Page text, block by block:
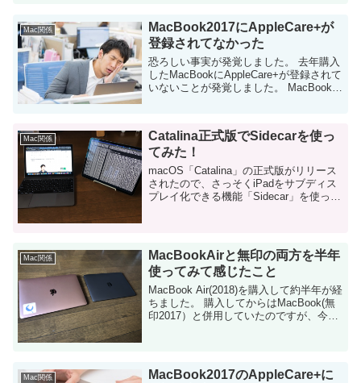
Mac関係
MacBook2017にAppleCare+が
登録されてなかった
恐ろしい事実が発覚しました。 去年購入
したMacBookにAppleCare+が登録されて
いないことが発覚しました。 MacBookを
Mac関係
Catalina正式版でSidecarを使っ
てみた！
macOS「Catalina」の正式版がリリース
されたので、さっそくiPadをサブディス
プレイ化できる機能「Sidecar」を使って
Mac関係
MacBookAirと無印の両方を半年
使ってみて感じたこと
MacBook Air(2018)を購入して約半年が経
ちました。 購入してからはMacBook(無
印2017）と併用していたのですが、今回
Mac関係
MacBook2017のAppleCare+に